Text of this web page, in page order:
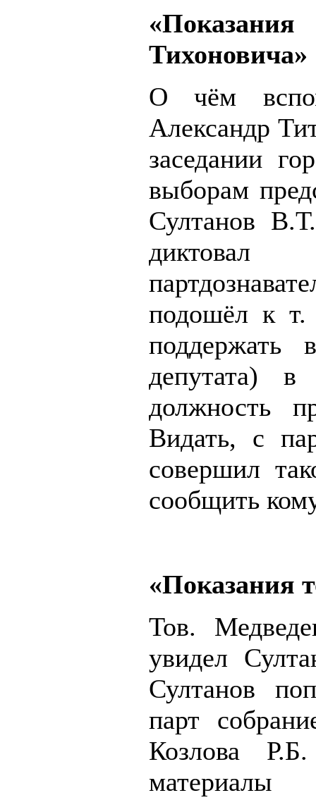
Тихоновича»
О чём
Александр
заседании
выборам
Султанов
диктовал
подошёл к т.
депутата) в
должность
Видать, с
совершил
сообщить
«Показания
Тов.
увидел
Султанов
парт
Козлова